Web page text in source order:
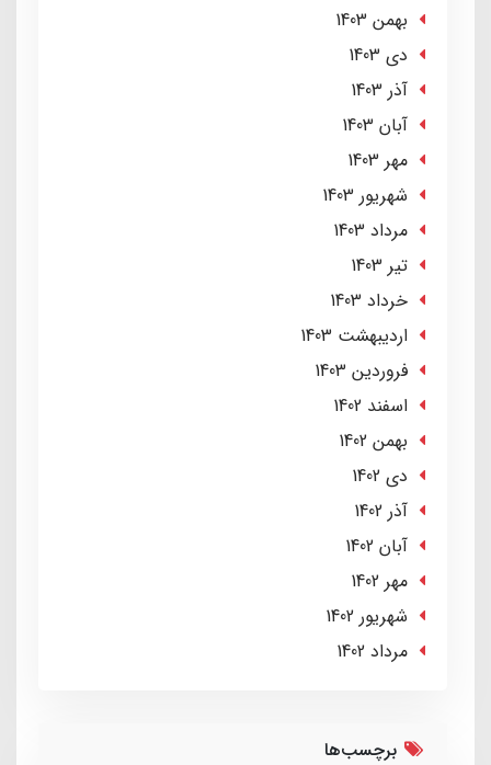
بهمن 1403
دی 1403
آذر 1403
آبان 1403
مهر 1403
شهریور 1403
مرداد 1403
تير 1403
خرداد 1403
ارديبهشت 1403
فروردین 1403
اسفند 1402
بهمن 1402
دی 1402
آذر 1402
آبان 1402
مهر 1402
شهریور 1402
مرداد 1402
برچسب‌ها